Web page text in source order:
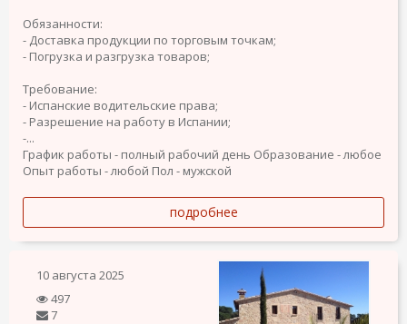
Обязанности:
- Доставка продукции по торговым точкам;
- Погрузка и разгрузка товаров;
Требование:
- Испанские водительские права;
- Разрешение на работу в Испании;
-...
График работы - полный рабочий день Образование - любое
Опыт работы - любой Пол - мужской
подробнее
10 августа 2025
497
7